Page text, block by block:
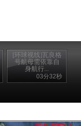
[环球视线]瓦良格
号航母需依靠自
身航行...
03分32秒